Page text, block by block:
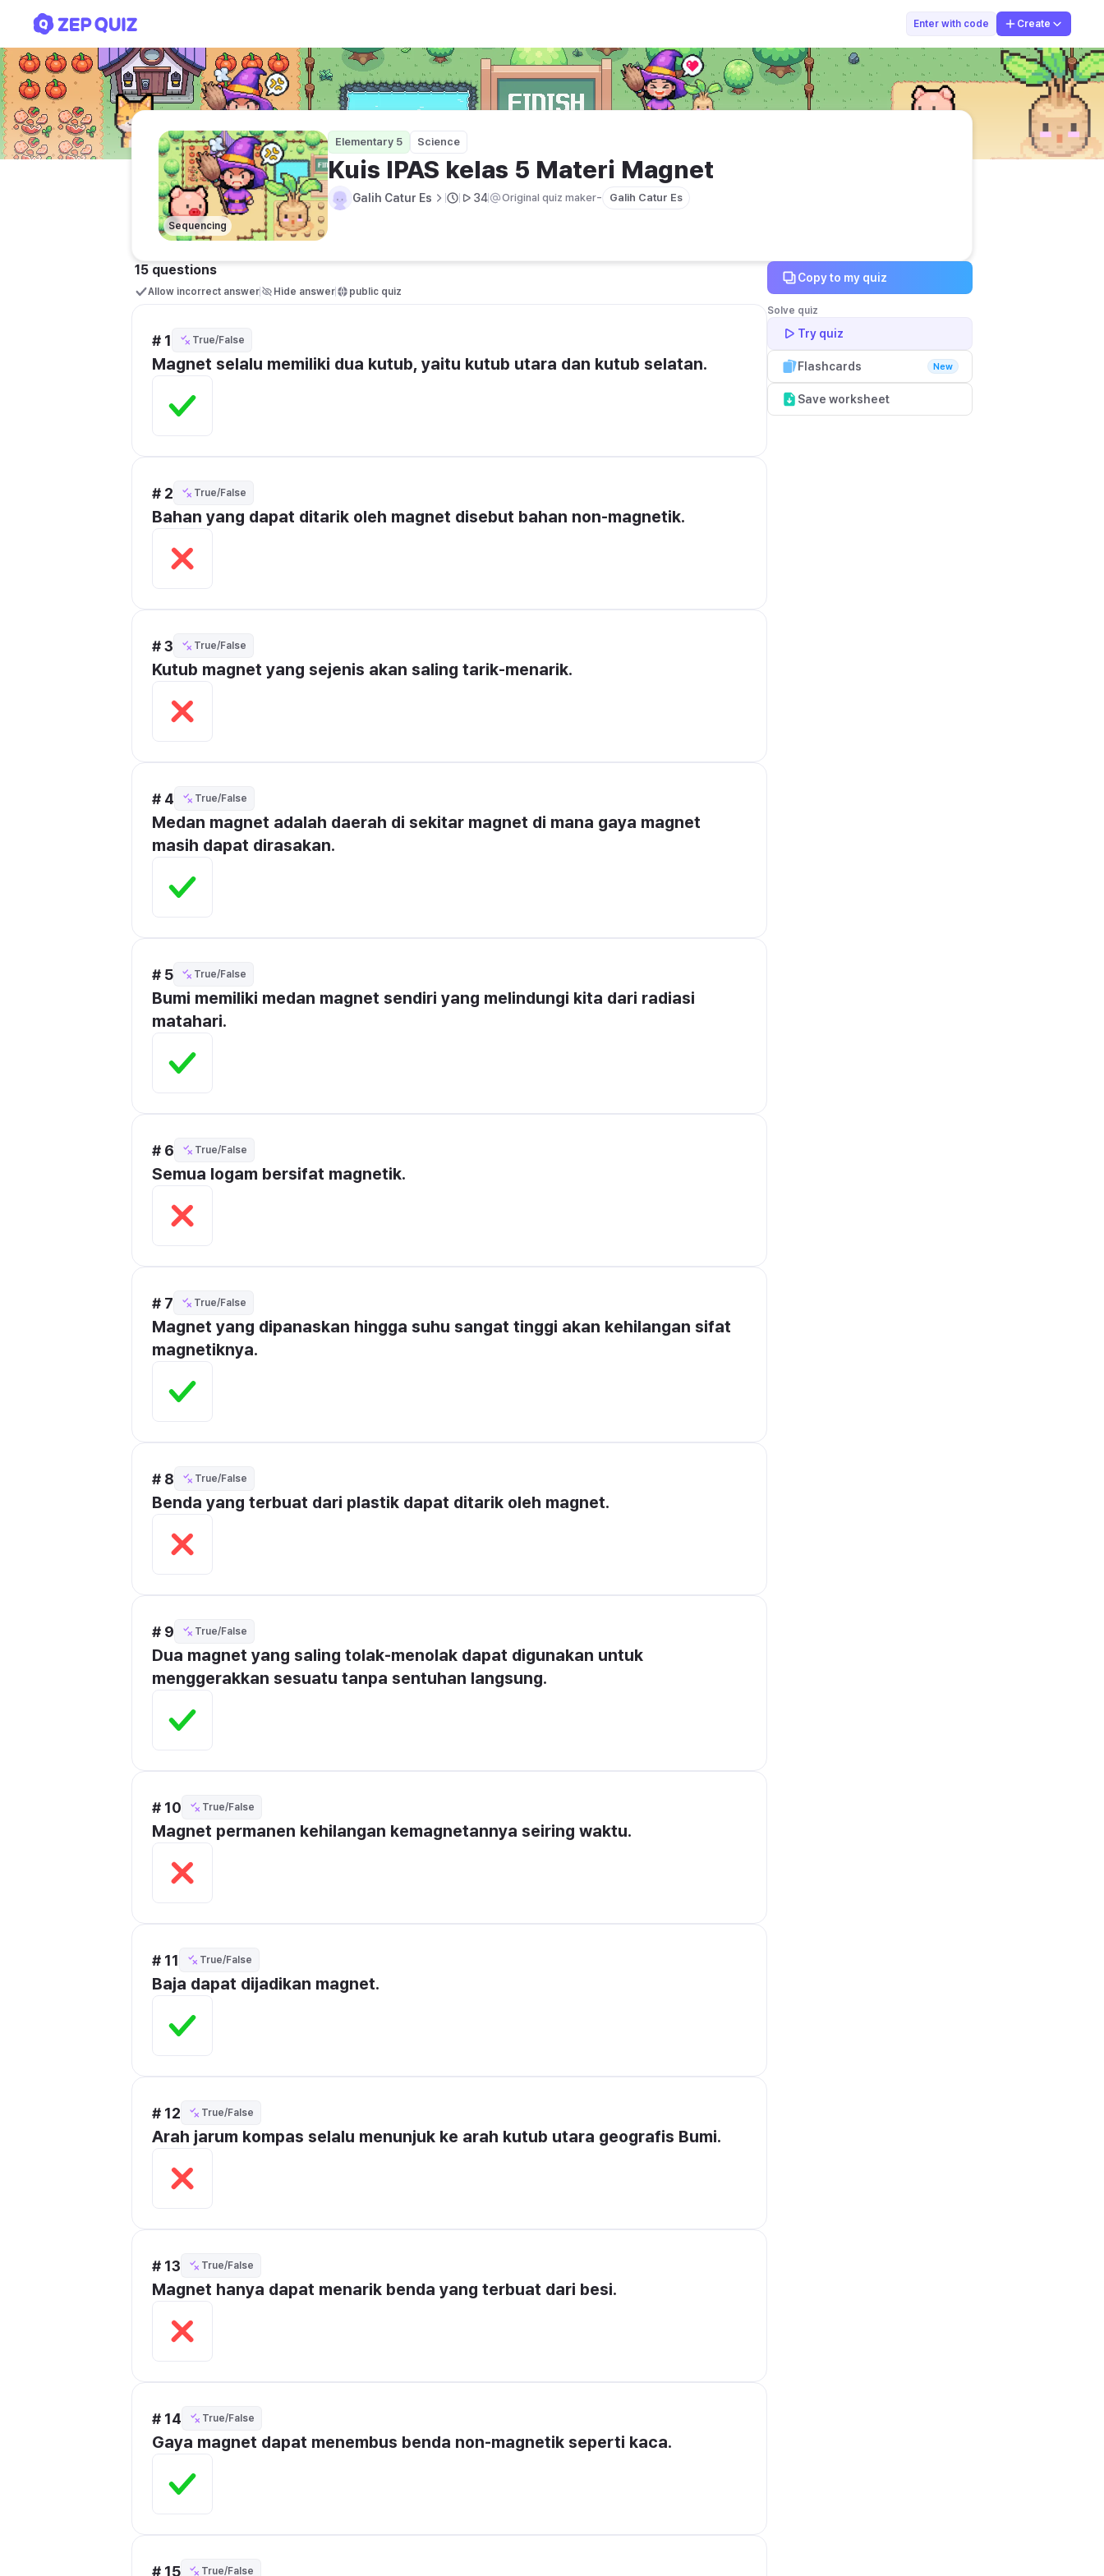
Enter with code Create
Galih Catur Es
Sequencing
Elementary 5 Science
Kuis IPAS kelas 5 Materi Magnet
Galih Catur Es 34 Original quiz maker- Galih Catur Es
15 questions
Allow incorrect answer Hide answer public quiz
# 1 True/False
Magnet selalu memiliki dua kutub, yaitu kutub utara dan kutub selatan.
# 2 True/False
Bahan yang dapat ditarik oleh magnet disebut bahan non-magnetik.
# 3 True/False
Kutub magnet yang sejenis akan saling tarik-menarik.
# 4 True/False
Medan magnet adalah daerah di sekitar magnet di mana gaya magnet
masih dapat dirasakan.
# 5 True/False
Bumi memiliki medan magnet sendiri yang melindungi kita dari radiasi
matahari.
# 6 True/False
Semua logam bersifat magnetik.
# 7 True/False
Magnet yang dipanaskan hingga suhu sangat tinggi akan kehilangan sifat
magnetiknya.
# 8 True/False
Benda yang terbuat dari plastik dapat ditarik oleh magnet.
# 9 True/False
Dua magnet yang saling tolak-menolak dapat digunakan untuk
menggerakkan sesuatu tanpa sentuhan langsung.
# 10 True/False
Magnet permanen kehilangan kemagnetannya seiring waktu.
# 11 True/False
Baja dapat dijadikan magnet.
# 12 True/False
Arah jarum kompas selalu menunjuk ke arah kutub utara geografis Bumi.
# 13 True/False
Magnet hanya dapat menarik benda yang terbuat dari besi.
# 14 True/False
Gaya magnet dapat menembus benda non-magnetik seperti kaca.
# 15 True/False
Copy to my quiz
Solve quiz
Try quiz
Flashcards New
Save worksheet